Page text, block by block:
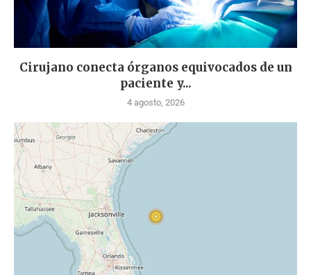
Cirujano conecta órganos equivocados de un
paciente y...
4 agosto, 2026